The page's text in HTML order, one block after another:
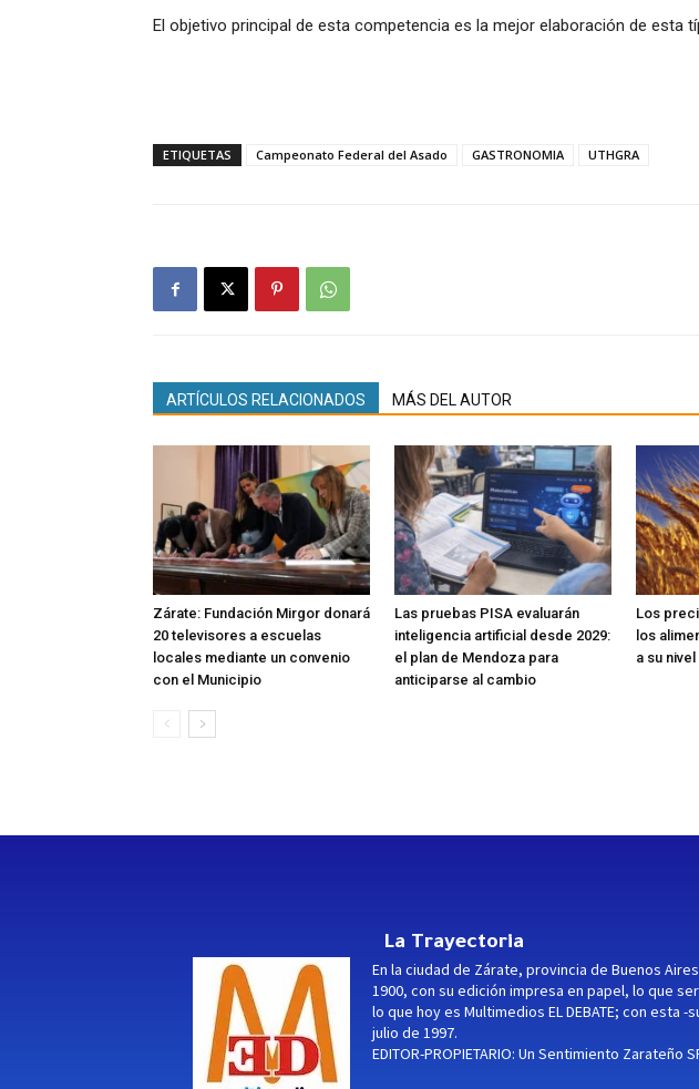
El objetivo principal de esta competencia es la mejor elaboración de esta
ETIQUETAS Campeonato Federal del Asado GASTRONOMIA UTHGRA
ARTÍCULOS RELACIONADOS MÁS DEL AUTOR
Zárate: Fundación Mirgor donará
20 televisores a escuelas
locales mediante un convenio
con el Municipio
Las pruebas PISA evaluarán
inteligencia artificial desde 2029:
el plan de Mendoza para
anticiparse al cambio
Los
los
a su
La Trayectoria
En la ciudad de Zárate, provincia de Buenos
1900, con su edición impresa en papel, lo que
lo que hoy es Multimedios EL DEBATE; con esta
julio de 1997.
EDITOR-PROPIETARIO: Un Sentimiento Zarateño